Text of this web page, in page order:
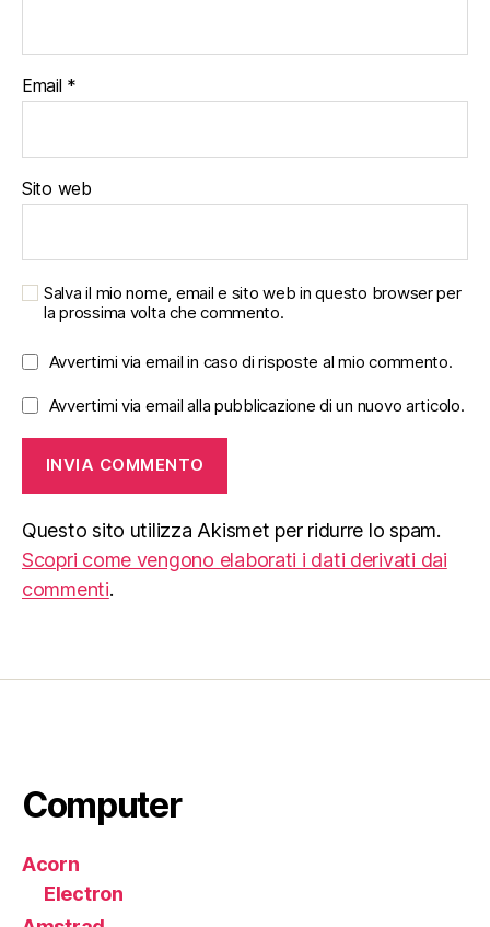
Email *
Sito web
Salva il mio nome, email e sito web in questo browser per
la prossima volta che commento.
Avvertimi via email in caso di risposte al mio commento.
Avvertimi via email alla pubblicazione di un nuovo articolo.
Questo sito utilizza Akismet per ridurre lo spam.
Scopri come vengono elaborati i dati derivati dai
commenti.
Computer
Acorn
Electron